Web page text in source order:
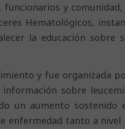
y
Hematológicos,
la educación sobre
y fue organizada
sobre
un aumento sostenido
enfermedad tanto a nivel